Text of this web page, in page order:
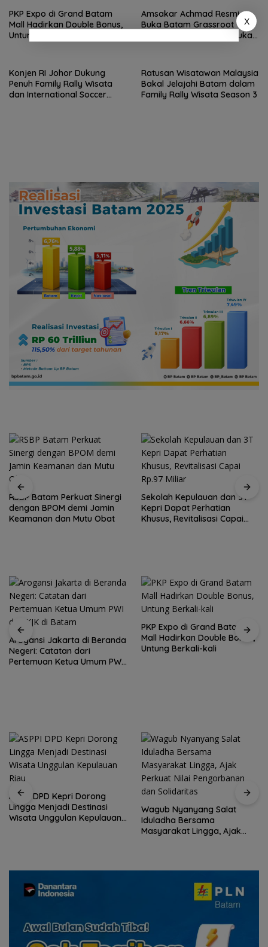
PKP Expo di Grand Batam
Mall Hadirkan Double Bonus,
Untung Berkali-kali
Amsakar Achmad Resmi
Buka Batam Grassroot
Football Festival 2026, Buka
Konjen RI Johor Dukung
Penuh Family Rally Wisata
dan International Soccer
Ratusan Wisatawan Malaysia
Bakal Jelajahi Batam dalam
Family Rally Wisata Season 3
RSBP Batam Perkuat Sinergi
dengan BPOM demi Jamin
Keamanan dan Mutu Obat
Sekolah Kepulauan dan 3T
Kepri Dapat Perhatian
Khusus, Revitalisasi Capai
Arogansi Jakarta di Beranda
Negeri: Catatan dari
Pertemuan Ketua Umum PWI
PKP Expo di Grand Batam
Mall Hadirkan Double Bonus,
Untung Berkali-kali
ASPPI DPD Kepri Dorong
Lingga Menjadi Destinasi
Wisata Unggulan Kepulauan
Wagub Nyanyang Salat
Iduladha Bersama
Masyarakat Lingga, Ajak
X